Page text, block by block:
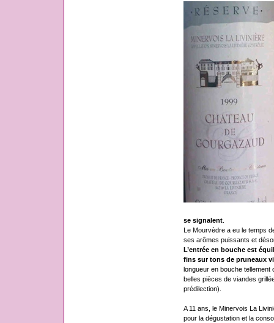
se signalent.
Le Mourvèdre a eu le temps
ses arômes puissants et
L’entrée en bouche est
fins sur tons de pruneaux
longueur en bouche
belles pièces de viandes
prédilection).
A 11 ans, le Minervois La
pour la dégustation et la